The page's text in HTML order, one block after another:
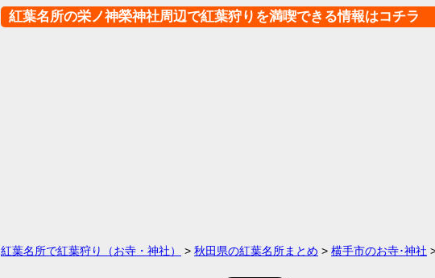
紅葉名所の栄ノ神榮神社周辺で紅葉狩りを満喫できる情報はコチラ
紅葉名所で紅葉狩り（お寺・神社） > 秋田県の紅葉名所まとめ > 横手市のお寺･神社